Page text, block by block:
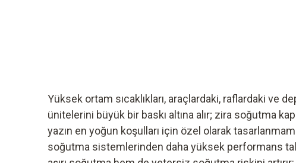
Yüksek ortam sıcaklıkları, araçlardaki, raflardaki ve
ünitelerini büyük bir baskı altına alır; zira soğutma
yazın en yoğun koşulları için özel olarak
soğutma sistemlerinden daha yüksek performans